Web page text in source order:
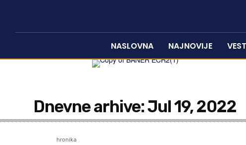
NASLOVNA NAJNOVIJE
Dnevne arhive: Jul 19, 2022
hronika